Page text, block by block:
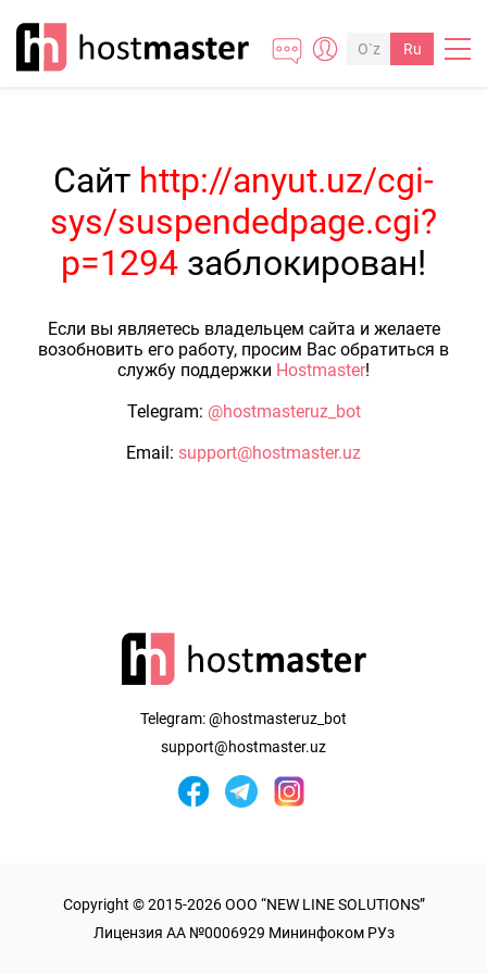
O`z Ru
Сайт http://anyut.uz/cgi-
sys/suspendedpage.cgi?
p=1294 заблокирован!
Если вы являетесь владельцем сайта и желаете
возобновить его работу, просим Вас обратиться в
службу поддержки Hostmaster!
Telegram: @hostmasteruz_bot
Email: support@hostmaster.uz
Telegram:@hostmasteruz_bot
support@hostmaster.uz
Copyright © 2015-2026 OOO “NEW LINE SOLUTIONS”
Лицензия AA №0006929 Мининфоком РУз